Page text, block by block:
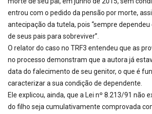
entrou com o pedido da pensão por morte,
antecipação da tutela, pois “sempre
de seus pais para sobreviver”.
O relator do caso no TRF3 entendeu que as
no processo demonstram que a autora já
data do falecimento de seu genitor, o que é
caracterizar a sua condição de dependente.
Ele explicou, ainda, que a Lei nº 8.213/91 não
do filho seja cumulativamente comprovada